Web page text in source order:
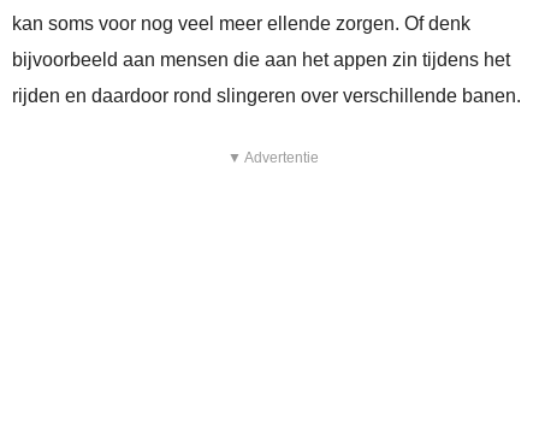
kan soms voor nog veel meer ellende zorgen. Of denk
bijvoorbeeld aan mensen die aan het appen zin tijdens het
rijden en daardoor rond slingeren over verschillende banen.
▼ Advertentie